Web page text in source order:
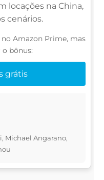
locações na China,
cenários.
Amazon Prime, mas
o bônus:
grátis
Michael Angarano,